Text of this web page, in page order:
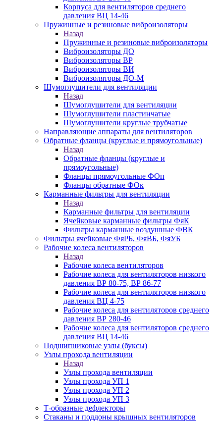
Корпуса для вентиляторов среднего
давления ВЦ 14-46
Пружинные и резиновые виброизоляторы
Назад
Пружинные и резиновые виброизоляторы
Виброизоляторы ДО
Виброизоляторы ВР
Виброизоляторы ВИ
Виброизоляторы ДО-М
Шумоглушители для вентиляции
Назад
Шумоглушители для вентиляции
Шумоглушители пластинчатые
Шумоглушители круглые трубчатые
Направляющие аппараты для вентиляторов
Обратные фланцы (круглые и прямоугольные)
Назад
Обратные фланцы (круглые и
прямоугольные)
Фланцы прямоугольные ФОп
Фланцы обратные ФОк
Карманные фильтры для вентиляции
Назад
Карманные фильтры для вентиляции
Ячейковые карманные фильтры ФяК
Фильтры карманные воздушные ФВК
Фильтры ячейковые ФяРБ, ФяВБ, ФяУБ
Рабочие колеса вентиляторов
Назад
Рабочие колеса вентиляторов
Рабочие колеса для вентиляторов низкого
давления ВР 80-75, ВР 86-77
Рабочие колеса для вентиляторов низкого
давления ВЦ 4-75
Рабочие колеса для вентиляторов среднего
давления ВР 280-46
Рабочие колеса для вентиляторов среднего
давления ВЦ 14-46
Подшипниковые узлы (буксы)
Узлы прохода вентиляции
Назад
Узлы прохода вентиляции
Узлы прохода УП 1
Узлы прохода УП 2
Узлы прохода УП 3
Т-образные дефлекторы
Стаканы и поддоны крышных вентиляторов